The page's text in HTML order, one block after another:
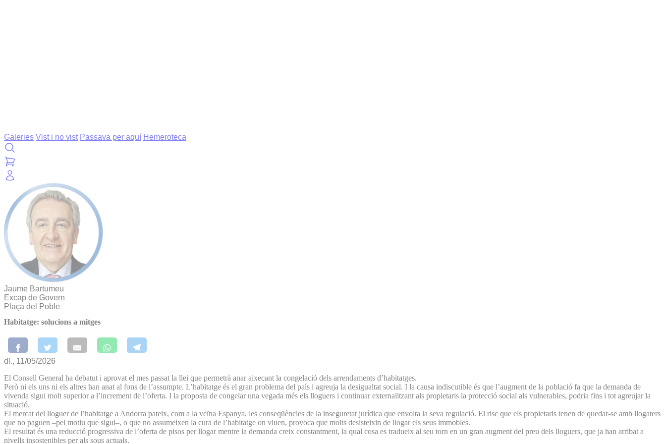
Galeries Vist i no vist Passava per aquí Hemeroteca
Jaume Bartumeu
Excap de Govern
Plaça del Poble
Habitatge: solucions a mitges
dl., 11/05/2026
El Consell General ha debatut i aprovat el mes passat la llei que permetrà anar aixecant la congelació dels arrendaments d’habitatges.
Però ni els uns ni els altres han anat al fons de l’assumpte. L’habitatge és el gran problema del país i agreuja la desigualtat social. I la causa indiscutible és que l’augment de la població fa que la demanda de
vivenda sigui molt superior a l’increment de l’oferta. I la proposta de congelar una vegada més els lloguers i continuar externalitzant als propietaris la protecció social als vulnerables, podria fins i tot agreujar la
situació.
El mercat del lloguer de l’habitatge a Andorra pateix, com a la veïna Espanya, les conseqüències de la inseguretat jurídica que envolta la seva regulació. El risc que els propietaris tenen de quedar-se amb llogaters
que no paguen –pel motiu que sigui–, o que no assumeixen la cura de l’habitatge on viuen, provoca que molts desisteixin de llogar els seus immobles.
El resultat és una reducció progressiva de l’oferta de pisos per llogar mentre la demanda creix constantment, la qual cosa es tradueix al seu torn en un gran augment del preu dels lloguers, que ja han arribat a
nivells insostenibles per als sous actuals.